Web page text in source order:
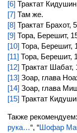
[6] Трактат
[7] Там же.
[8] Трактат Брахот,
[9] Тора, Берешит,
[10] Тора, Берешит,
[11] Тора, Берешит,
[12] Трактат Шабат,
[13] Зоар, глава
[14] Зоар, глава
[15] Трактат
Также
рука…“, “Шофар